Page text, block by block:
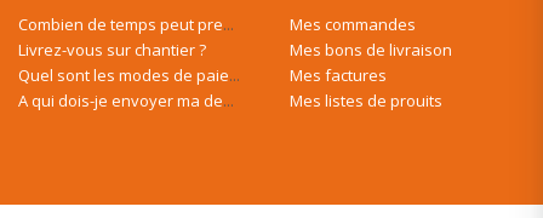
Combien de temps peut prendre ma demande de devis ?
Livrez-vous sur chantier ?
Quel sont les modes de paiement ?
A qui dois-je envoyer ma demande de devis ?
Mes commandes
Mes bons de livraison
Mes factures
Mes listes de prouits